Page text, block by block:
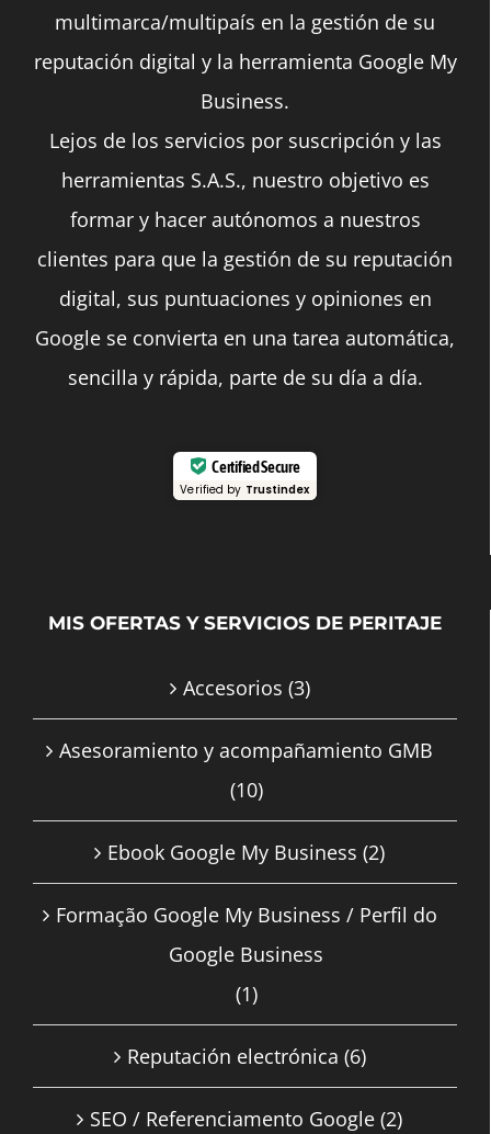
multimarca/multipaís en la gestión de su
reputación digital y la herramienta Google My
Business.
Lejos de los servicios por suscripción y las
herramientas S.A.S., nuestro objetivo es
formar y hacer autónomos a nuestros
clientes para que la gestión de su reputación
digital, sus puntuaciones y opiniones en
Google se convierta en una tarea automática,
sencilla y rápida, parte de su día a día.
Certified Secure
Verified by Trustindex
MIS OFERTAS Y SERVICIOS DE PERITAJE
Accesorios (3)
Asesoramiento y acompañamiento GMB
(10)
Ebook Google My Business (2)
Formação Google My Business / Perfil do
Google Business
(1)
Reputación electrónica (6)
SEO / Referenciamento Google (2)